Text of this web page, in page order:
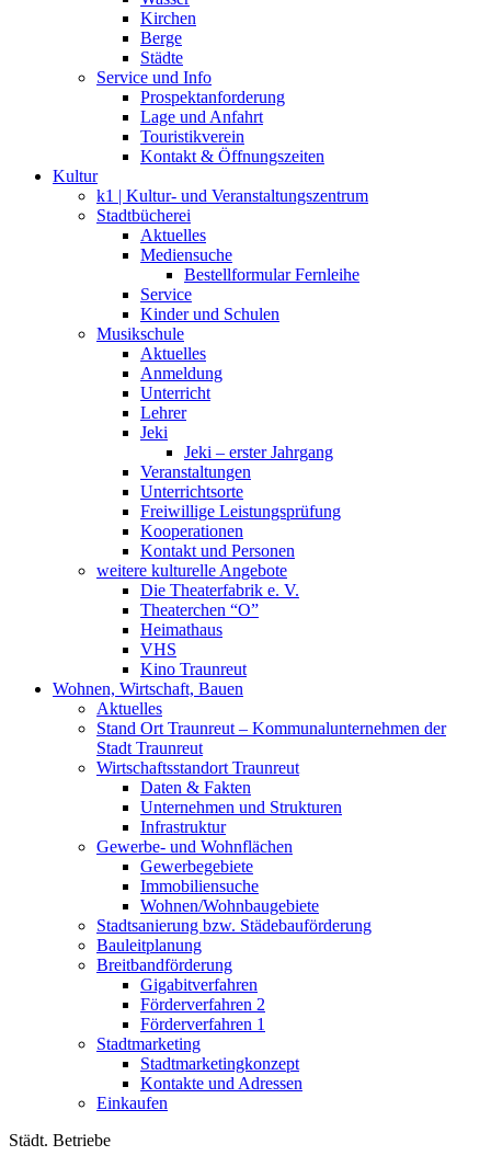
Kirchen
Berge
Städte
Service und Info
Prospektanforderung
Lage und Anfahrt
Touristikverein
Kontakt & Öffnungszeiten
Kultur
k1 | Kultur- und Veranstaltungszentrum
Stadtbücherei
Aktuelles
Mediensuche
Bestellformular Fernleihe
Service
Kinder und Schulen
Musikschule
Aktuelles
Anmeldung
Unterricht
Lehrer
Jeki
Jeki – erster Jahrgang
Veranstaltungen
Unterrichtsorte
Freiwillige Leistungsprüfung
Kooperationen
Kontakt und Personen
weitere kulturelle Angebote
Die Theaterfabrik e. V.
Theaterchen “O”
Heimathaus
VHS
Kino Traunreut
Wohnen, Wirtschaft, Bauen
Aktuelles
Stand Ort Traunreut – Kommunalunternehmen der
Stadt Traunreut
Wirtschaftsstandort Traunreut
Daten & Fakten
Unternehmen und Strukturen
Infrastruktur
Gewerbe- und Wohnflächen
Gewerbegebiete
Immobiliensuche
Wohnen/Wohnbaugebiete
Stadtsanierung bzw. Städebauförderung
Bauleitplanung
Breitbandförderung
Gigabitverfahren
Förderverfahren 2
Förderverfahren 1
Stadtmarketing
Stadtmarketingkonzept
Kontakte und Adressen
Einkaufen
Städt. Betriebe